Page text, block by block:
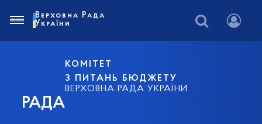
РАДА
КОМІТЕТ
З ПИТАНЬ БЮДЖЕТУ
ВЕРХОВНА РАДА УКРАЇНИ
Верховна Рада
України